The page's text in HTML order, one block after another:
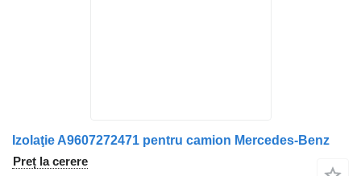
Izolaţie A9607272471 pentru camion Mercedes-Benz
Preț la cerere